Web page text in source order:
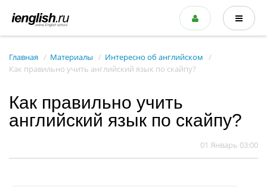
Главная Материалы
Интересно об английском
Как правильно учить английский язык по скайпу?
Как правильно учить
английский язык по скайпу?
01 Январь 03:00